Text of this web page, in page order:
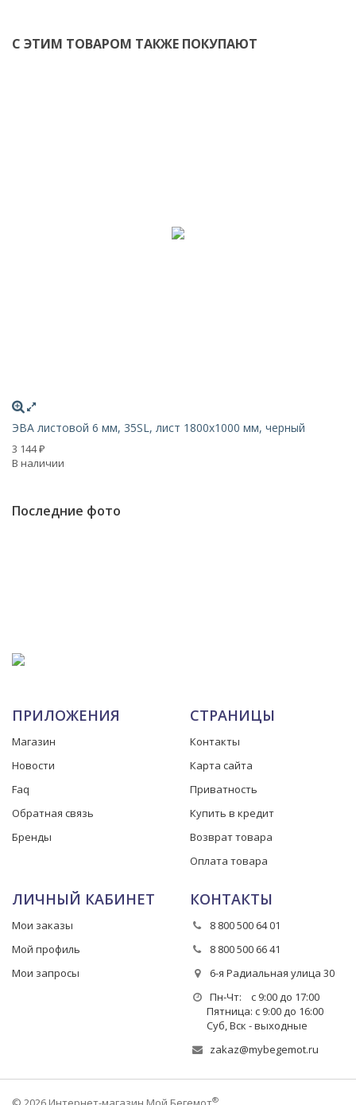
С ЭТИМ ТОВАРОМ ТАКЖЕ ПОКУПАЮТ
ЭВА листовой 6 мм, 35SL, лист 1800х1000 мм, черный
3 144₽
В наличии
Последние фото
ПРИЛОЖЕНИЯ
Магазин
Новости
Faq
Обратная связь
Бренды
СТРАНИЦЫ
Контакты
Карта сайта
Приватность
Купить в кредит
Возврат товара
Оплата товара
ЛИЧНЫЙ КАБИНЕТ
Мои заказы
Мой профиль
Мои запросы
КОНТАКТЫ
8 800 500 64 01
8 800 500 66 41
6-я Радиальная улица 30
Пн-Чт: с 9:00 до 17:00
Пятница: с 9:00 до 16:00
Суб, Вск - выходные
zakaz@mybegemot.ru
®